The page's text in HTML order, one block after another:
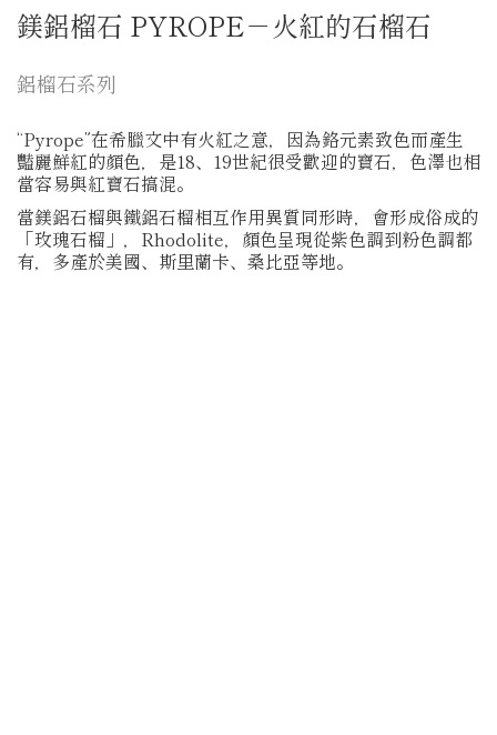
鎂鋁榴石 PYROPE－火紅的石榴石
鋁榴石系列
“Pyrope”在希臘文中有火紅之意，因為鉻元素致色而產生
豔麗鮮紅的顏色，是18、19世紀很受歡迎的寶石，色澤也相
當容易與紅寶石搞混。
當鎂鋁石榴與鐵鋁石榴相互作用異質同形時，會形成俗成的
「玫瑰石榴」，Rhodolite，顏色呈現從紫色調到粉色調都
有，多產於美國、斯里蘭卡、桑比亞等地。